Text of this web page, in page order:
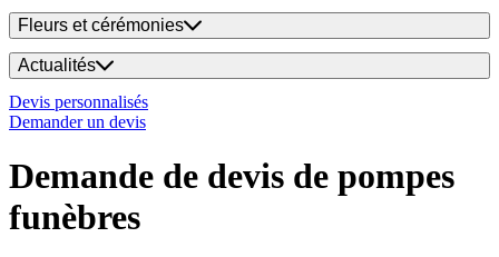
Fleurs et cérémonies
Actualités
Devis personnalisés
Demander un devis
Demande de devis de pompes
funèbres